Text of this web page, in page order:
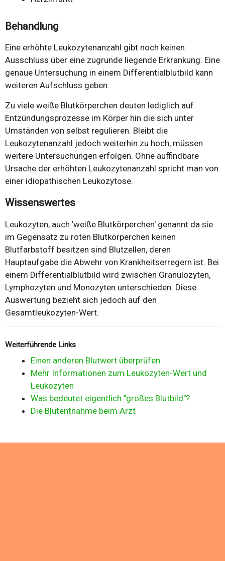
Behandlung
Eine erhöhte Leukozytenanzahl gibt noch keinen
Ausschluss über eine zugrunde liegende Erkrankung. Eine
genaue Untersuchung in einem Differentialblutbild kann
weiteren Aufschluss geben.
Zu viele weiße Blutkörperchen deuten lediglich auf
Entzündungsprozesse im Körper hin die sich unter
Umständen von selbst regulieren. Bleibt die
Leukozytenanzahl jedoch weiterhin zu hoch, müssen
weitere Untersuchungen erfolgen. Ohne auffindbare
Ursache der erhöhten Leukozytenanzahl spricht man von
einer idiopathischen Leukozytose.
Wissenswertes
Leukozyten, auch 'weiße Blutkörperchen' genannt da sie
im Gegensatz zu roten Blutkörperchen keinen
Blutfarbstoff besitzen sind Blutzellen, deren
Hauptaufgabe die Abwehr von Krankheitserregern ist. Bei
einem Differentialblutbild wird zwischen Granulozyten,
Lymphozyten und Monozyten unterschieden. Diese
Auswertung bezieht sich jedoch auf den
Gesamtleukozyten-Wert.
Weiterführende Links
Einen anderen Blutwert überprüfen
Mehr Informationen zum Leukozyten-Wert und
Leukozyten
Was bedeutet eigentlich "großes Blutbild"?
Die Blutentnahme beim Arzt